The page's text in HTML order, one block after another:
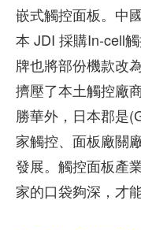
嵌式觸控面板。中
本 JDI 採購In-cell
牌也將部份機款改
擠壓了本土觸控廠
勝華外，日本郡是
家觸控、面板廠關
發展。觸控面板產
家的口袋夠深，才